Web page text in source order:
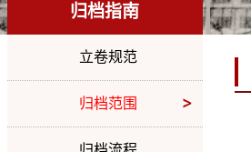
归档指南
立卷规范
归档范围